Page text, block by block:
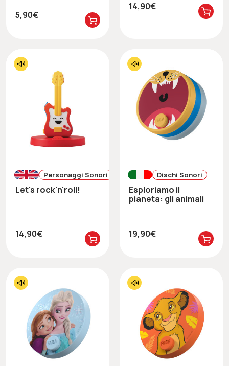
5,90€
14,90€
Personaggi Sonori
Let's rock'n'roll!
14,90€
Dischi Sonori
Esploriamo il
pianeta: gli animali
19,90€